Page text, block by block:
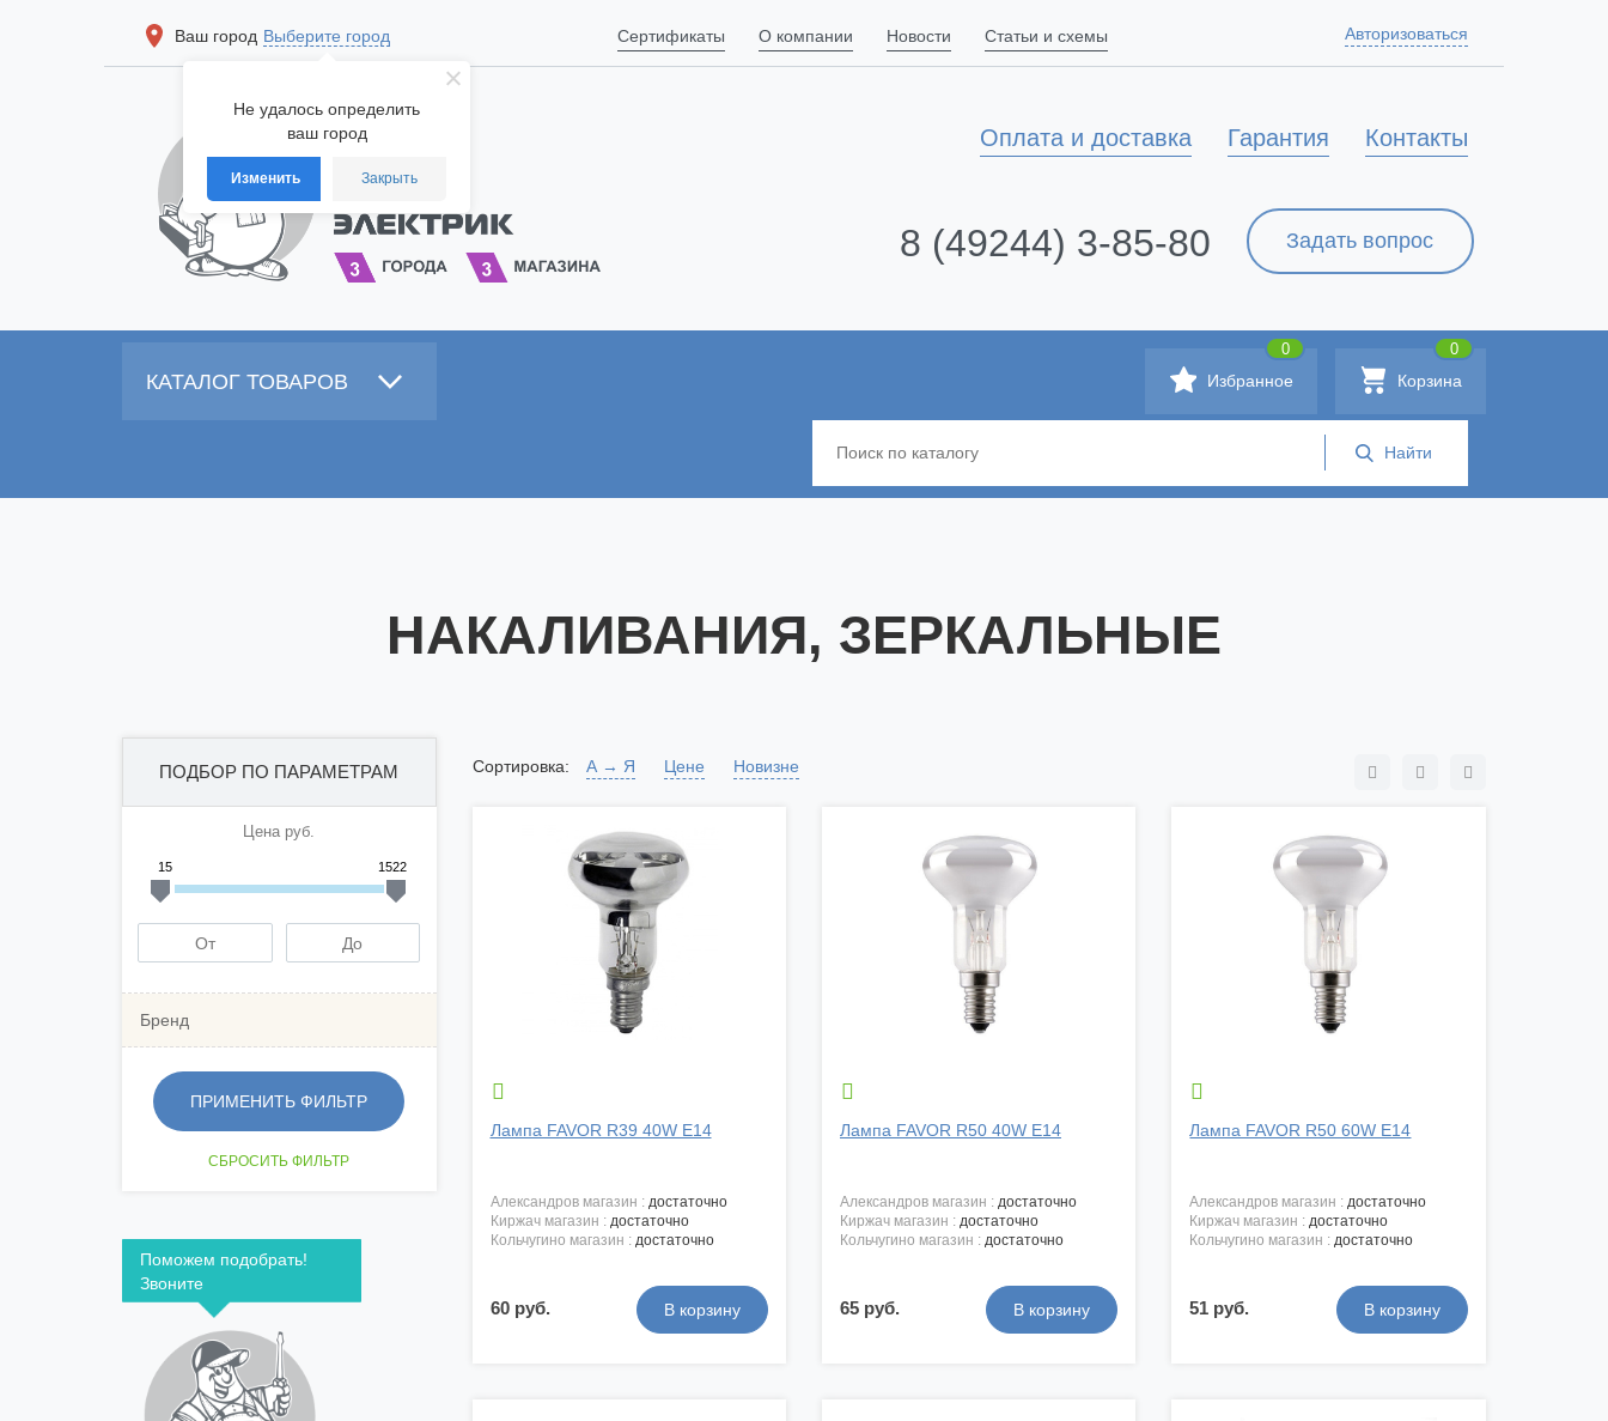
Не удалось определить
ваш город
Изменить Закрыть
Ваш город Выберите город Сертификаты О компании Новости Статьи и схемы Авторизоваться
Контакты
Гарантия
Оплата и доставка
Задать вопрос
8 (49244) 3-85-80
КАТАЛОГ ТОВАРОВ Корзина
0
Избранное
0
НАКАЛИВАНИЯ, ЗЕРКАЛЬНЫЕ
ПОДБОР ПО ПАРАМЕТРАМ
Цена руб.
15 1522
Бренд
Поможем подобрать!
Звоните
Сортировка: А → Я Цене Новизне

Лампа FAVOR R39 40W E14
александров магазин : достаточно
киржач магазин : достаточно
кольчугино магазин : достаточно
60 руб.

Лампа FAVOR R50 40W E14
александров магазин : достаточно
киржач магазин : достаточно
кольчугино магазин : достаточно
65 руб.

Лампа FAVOR R50 60W E14
александров магазин :достаточно
киржач магазин :достаточно
кольчугино магазин :достаточно
51 руб.